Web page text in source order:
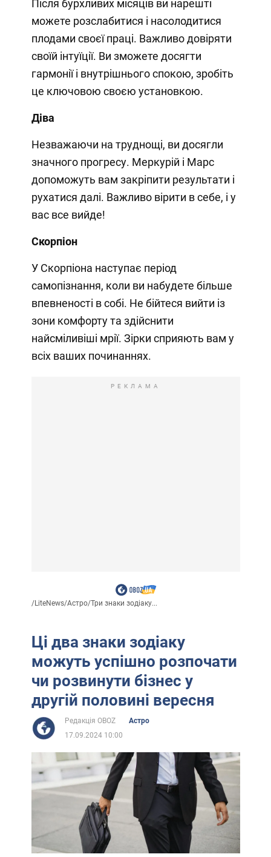
Після бурхливих місяців ви нарешті
можете розслабитися і насолодитися
плодами своєї праці. Важливо довіряти
своїй інтуїції. Ви зможете досягти
гармонії і внутрішнього спокою, зробіть
це ключовою своєю установкою.
Діва
Незважаючи на труднощі, ви досягли
значного прогресу. Меркурій і Марс
допоможуть вам закріпити результати і
рухатися далі. Важливо вірити в себе, і у
вас все вийде!
Скорпіон
У Скорпіона наступає період
самопізнання, коли ви набудете більше
впевненості в собі. Не бійтеся вийти із
зони комфорту та здійснити
найсміливіші мрії. Зірки сприяють вам у
всіх ваших починаннях.
РЕКЛАМА
/LiteNews/Астро/Три знаки зодіаку...
Ці два знаки зодіаку
можуть успішно розпочати
чи розвинути бізнес у
другій половині вересня
Редакція OBOZ
Астро
17.09.2024 10:00